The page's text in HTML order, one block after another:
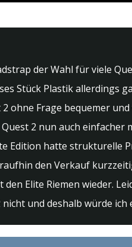
der Wahl für viele
Stück Plastik allerdings
2 ohne Frage bequemer
2 nun auch einfacher
Edition hatte strukturelle
den Verkauf
Elite Riemen wieder.
und deshalb würde